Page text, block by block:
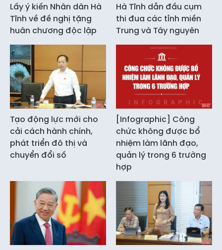
Lấy ý kiến Nhân dân Hà
Tĩnh về đề nghị tặng
huân chương độc lập
Hà Tĩnh dẫn đầu cụm
thi đua các tỉnh miền
Trung và Tây nguyên
Tạo động lực mới cho
cải cách hành chính,
phát triển đô thị và
chuyển đổi số
[Infographic] Công
chức không được bổ
nhiệm làm lãnh đạo,
quản lý trong 6 trường
hợp